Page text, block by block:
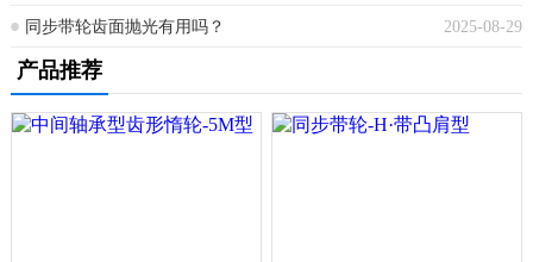
2025-08-29
同步带轮齿面抛光有用吗？
产品推荐